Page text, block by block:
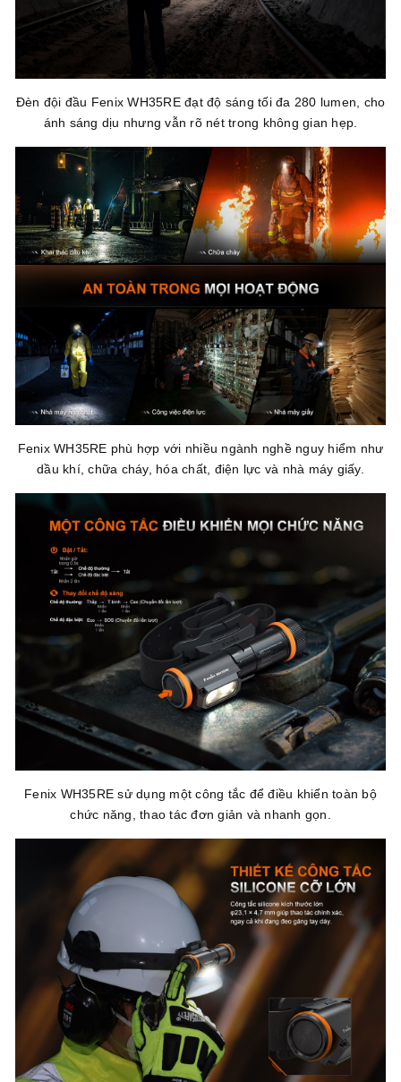
Đèn đội đầu Fenix WH35RE đạt độ sáng tối đa 280 lumen, cho
ánh sáng dịu nhưng vẫn rõ nét trong không gian hẹp.
Fenix WH35RE phù hợp với nhiều ngành nghề nguy hiểm như
dầu khí, chữa cháy, hóa chất, điện lực và nhà máy giấy.
Fenix WH35RE sử dụng một công tắc để điều khiển toàn bộ
chức năng, thao tác đơn giản và nhanh gọn.